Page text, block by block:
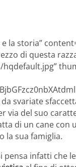
la storia”
di questa
svariate
via del suo
di un cane con
la sua famiglia.
pensa infatti che